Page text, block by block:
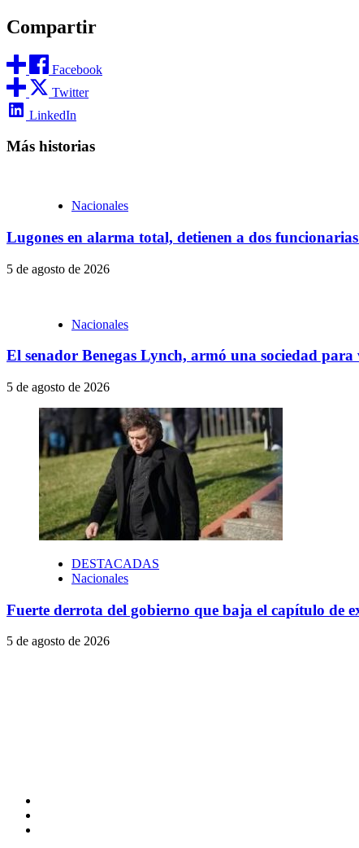
Compartir
Facebook
Twitter
LinkedIn
Más historias
Nacionales
Lugones en alarma total, detienen a dos
5 de agosto de 2026
Nacionales
El senador Benegas Lynch, armó una sociedad
5 de agosto de 2026
DESTACADAS
Nacionales
Fuerte derrota del gobierno que baja el capítulo de
5 de agosto de 2026